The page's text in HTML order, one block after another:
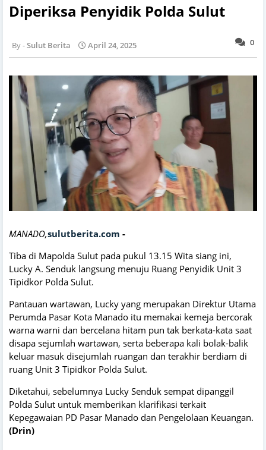
Diperiksa Penyidik Polda Sulut
0
Sulut Berita April 24, 2025
MANADO,sulutberita.com -
Tiba di Mapolda Sulut pada pukul 13.15 Wita siang ini,
Lucky A. Senduk langsung menuju Ruang Penyidik Unit 3
Tipidkor Polda Sulut.
Pantauan wartawan, Lucky yang merupakan Direktur Utama
Perumda Pasar Kota Manado itu memakai kemeja bercorak
warna warni dan bercelana hitam pun tak berkata-kata saat
disapa sejumlah wartawan, serta beberapa kali bolak-balik
keluar masuk disejumlah ruangan dan terakhir berdiam di
ruang Unit 3 Tipidkor Polda Sulut.
Diketahui, sebelumnya Lucky Senduk sempat dipanggil
Polda Sulut untuk memberikan klarifikasi terkait
Kepegawaian PD Pasar Manado dan Pengelolaan Keuangan.
(Drin)